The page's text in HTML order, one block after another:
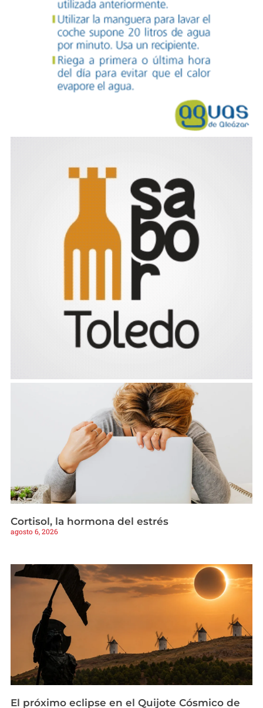
Cortisol, la hormona del estrés
agosto 6, 2026
El próximo eclipse en el Quijote Cósmico de